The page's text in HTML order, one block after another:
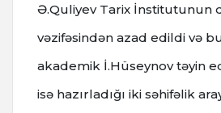
Ə.Quliyev Tarix İnstitutunun
vəzifəsindən azad edildi və
akademik İ.Hüseynov təyin
isə hazırladığı iki səhifəlik